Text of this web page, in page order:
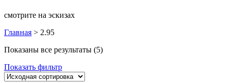
смотрите на эскизах
Главная > 2.95
Показаны все результаты (5)
Показать фильтр